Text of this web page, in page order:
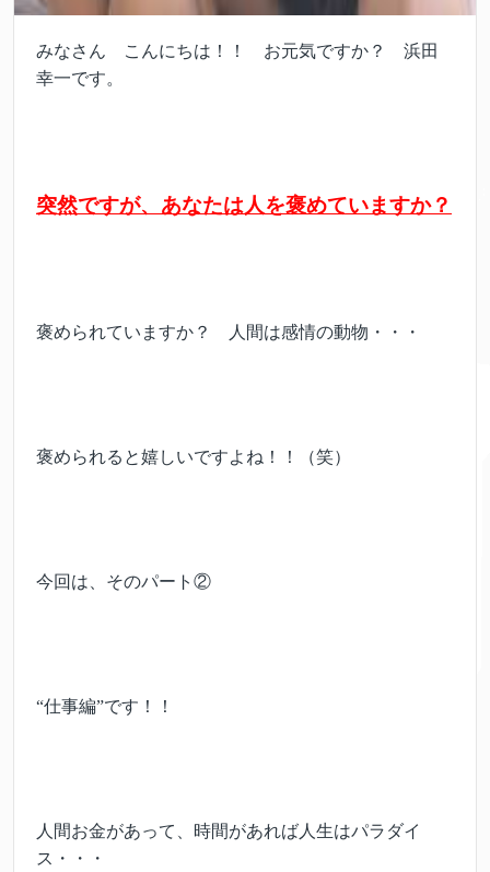
みなさん こんにちは！！ お元気ですか？ 浜田
幸一です。
突然ですが、あなたは人を褒めていますか？
褒められていますか？ 人間は感情の動物・・・
褒められると嬉しいですよね！！（笑）
今回は、そのパート②
“仕事編”です！！
人間お金があって、時間があれば人生はパラダイ
ス・・・